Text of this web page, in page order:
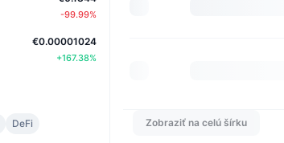
-99.99%
€0.00001024
+167.38%
DeFi
Zobraziť na celú šírku